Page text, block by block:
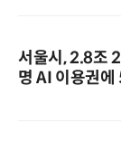
서울시, 2.8조
명 AI 이용권에